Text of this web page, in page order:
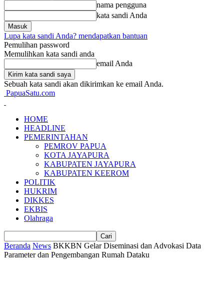
nama pengguna
kata sandi Anda
Lupa kata sandi Anda? mendapatkan bantuan
Pemulihan password
Memulihkan kata sandi anda
email Anda
Sebuah kata sandi akan dikirimkan ke email Anda.
PapuaSatu.com
HOME
HEADLINE
PEMERINTAHAN
PEMROV PAPUA
KOTA JAYAPURA
KABUPATEN JAYAPURA
KABUPATEN KEEROM
POLITIK
HUKRIM
DIKKES
EKBIS
Olahraga
Beranda News BKKBN Gelar Diseminasi dan Advokasi Data
Parameter dan Pengembangan Rumah Dataku